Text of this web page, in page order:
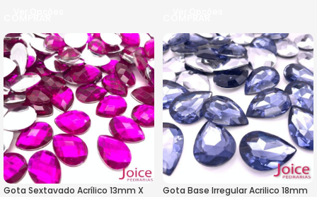
Gota Sextavado Acrílico 13mm X
Gota Base Irregular Acrilico 18mm